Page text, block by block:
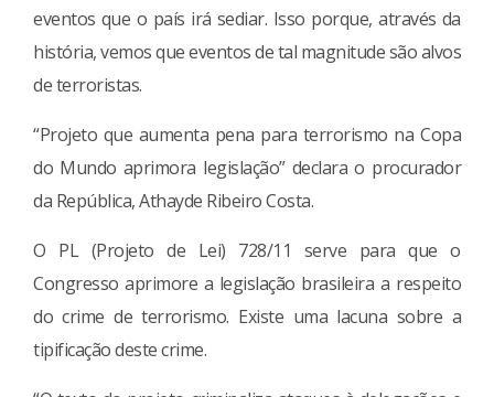
eventos que o país irá sediar. Isso porque, através da
história, vemos que eventos de tal magnitude são alvos
de terroristas.
“Projeto que aumenta pena para terrorismo na Copa
do Mundo aprimora legislação” declara o procurador
da República, Athayde Ribeiro Costa.
O PL (Projeto de Lei) 728/11 serve para que o
Congresso aprimore a legislação brasileira a respeito
do crime de terrorismo. Existe uma lacuna sobre a
tipificação deste crime.